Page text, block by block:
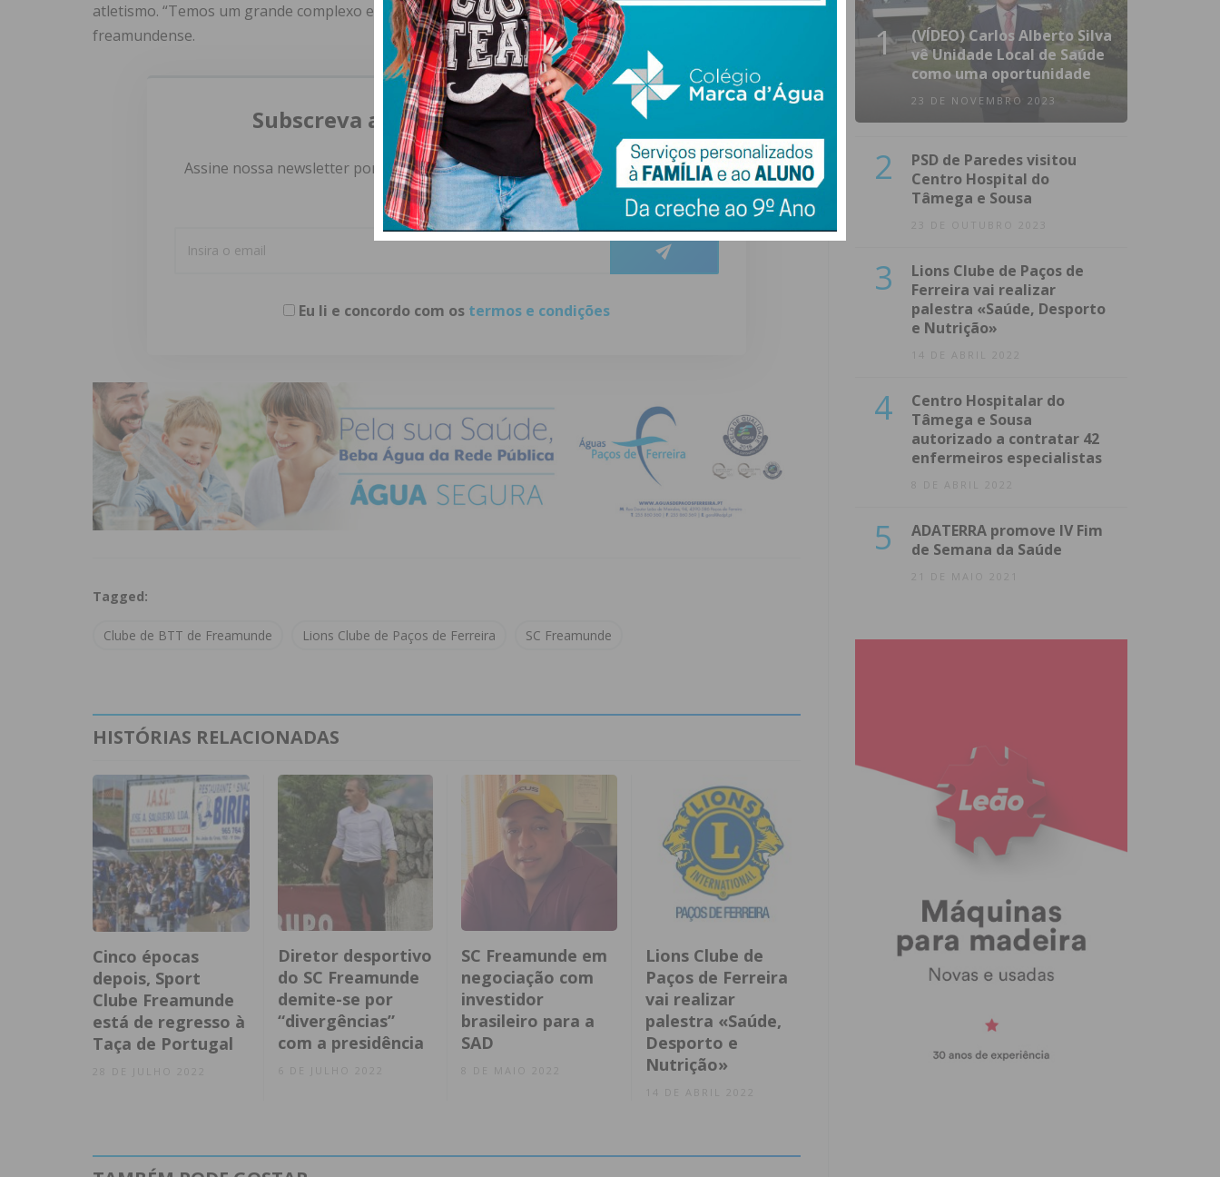
atletismo. “Temos um grande complexo e muito potencial”, rematou o presidente do clube
freamundense.
Subscreva a newsletter do Imediato
Assine nossa newsletter por e-mail e obtenha de forma regular a informação
atualizada.
Eu li e concordo com os termos e condições
Tagged:
Clube de BTT de Freamunde Lions Clube de Paços de Ferreira SC Freamunde
HISTÓRIAS RELACIONADAS
Cinco épocas
depois, Sport
Clube Freamunde
está de regresso à
Taça de Portugal
Diretor desportivo
do SC Freamunde
demite-se por
“divergências”
com a presidência
SC Freamunde em
negociação com
investidor
brasileiro para a
SAD
8 DE MAIO 2022
Lions Clube de
Paços de Ferreira
vai realizar
palestra «Saúde,
Desporto e
Nutrição»
14 DE ABRIL 2022
1
(VÍDEO) Carlos Alberto Silva
vê Unidade Local de Saúde
como uma oportunidade
23 DE NOVEMBRO 2023
2
PSD de Paredes visitou
Centro Hospital do
Tâmega e Sousa
23 DE OUTUBRO 2023
3
Lions Clube de Paços de
Ferreira vai realizar
palestra «Saúde, Desporto
e Nutrição»
14 DE ABRIL 2022
4
Centro Hospitalar do
Tâmega e Sousa
autorizado a contratar 42
enfermeiros especialistas
8 DE ABRIL 2022
5
ADATERRA promove IV Fim
de Semana da Saúde
21 DE MAIO 2021